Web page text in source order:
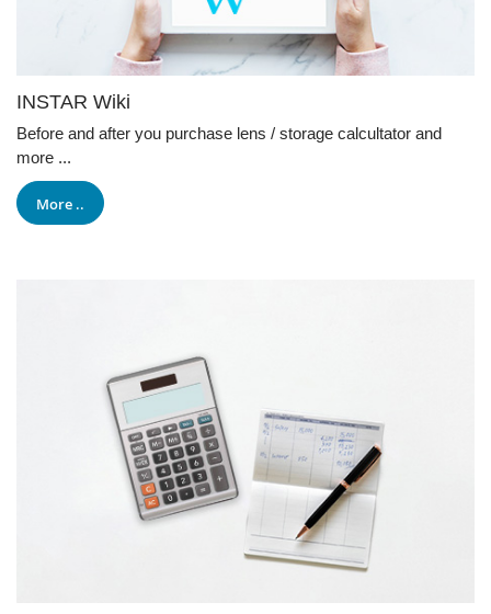
INSTAR Wiki
Before and after you purchase lens / storage calcultator and
more ...
More ..